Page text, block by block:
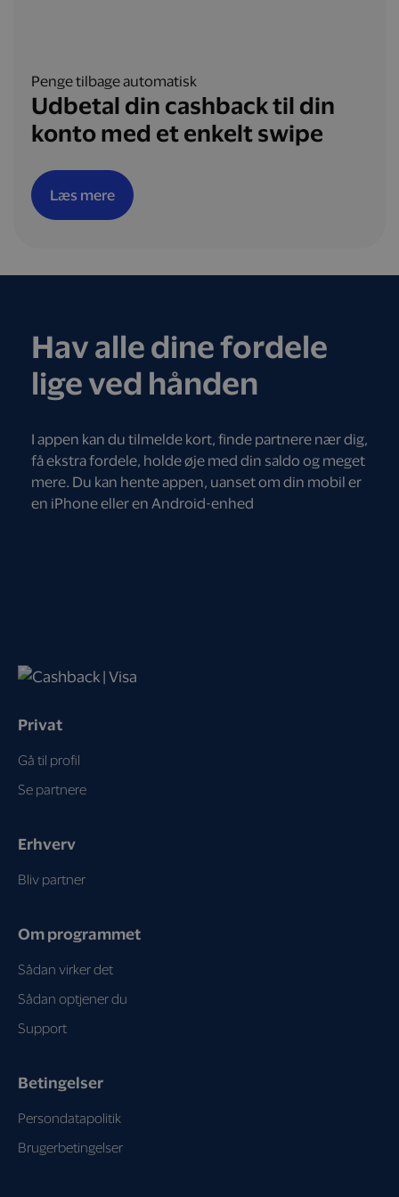
Penge tilbage automatisk
Udbetal din cashback til din
konto med et enkelt swipe
Læs mere
Hav alle dine fordele
lige ved hånden
I appen kan du tilmelde kort, finde partnere nær dig,
få ekstra fordele, holde øje med din saldo og meget
mere. Du kan hente appen, uanset om din mobil er
en iPhone eller en Android-enhed
Privat
Gå til profil
Se partnere
Erhverv
Bliv partner
Om programmet
Sådan virker det
Sådan optjener du
Support
Betingelser
Persondatapolitik
Brugerbetingelser